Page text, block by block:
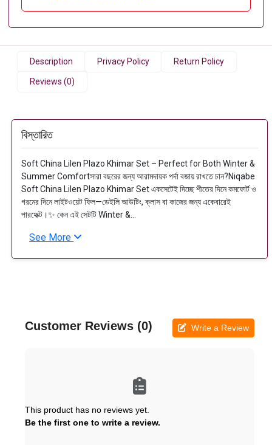
Description Privacy Policy Return Policy
Reviews (0)
বিস্তারিত
Soft China Lilen Plazo Khimar Set – Perfect for Both Winter &
Summer Comfortসারা বছরের জন্য আরামদায়ক পর্দা বজায় রাখতে চান?Niqabe
Soft China Lilen Plazo Khimar Set একসেটেই দিচ্ছে শীতের দিনে কমফোর্ট ও
গরমের দিনে লাইটওয়েট ফিল—ডেইলি আউটিং, ক্লাস বা কাজের জন্য একেবারেই
পারফেক্ট।✨ কেন এই সেটটি Winter &...
See More
Customer Reviews (0) Write a Review
This product has no reviews yet.
Be the first one to write a review.